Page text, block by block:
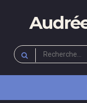
Rechercher :